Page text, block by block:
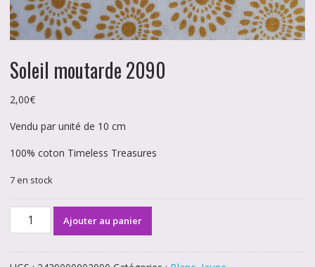
Soleil moutarde 2090
2,00€
Vendu par unité de 10 cm
100% coton Timeless Treasures
7 en stock
quantité
Ajouter au panier